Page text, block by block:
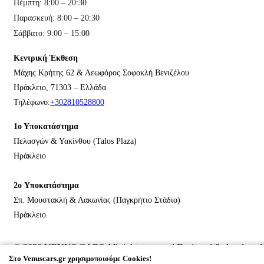
Πέμπτη: 8:00 – 20:30
Παρασκευή: 8:00 – 20:30
Σάββατο: 9:00 – 15:00
Κεντρική Έκθεση
Μάχης Κρήτης 62 & Λεωφόρος Σοφοκλή Βενιζέλου
Ηράκλειο, 71303 – Ελλάδα
Τηλέφωνο:+302810528800
1ο Υποκατάστημα
Πελασγών & Υακίνθου (Talos Plaza)
Ηράκλειο
2o Υποκατάστημα
Σπ. Μουστακλή & Λακωνίας (Παγκρήτιο Στάδιο)
Ηράκλειο
© 2026VENUS CARSAll rights reserved Designed & developed
byNETMECHANICS
Στο Venuscars.gr χρησιμοποιούμε Cookies!